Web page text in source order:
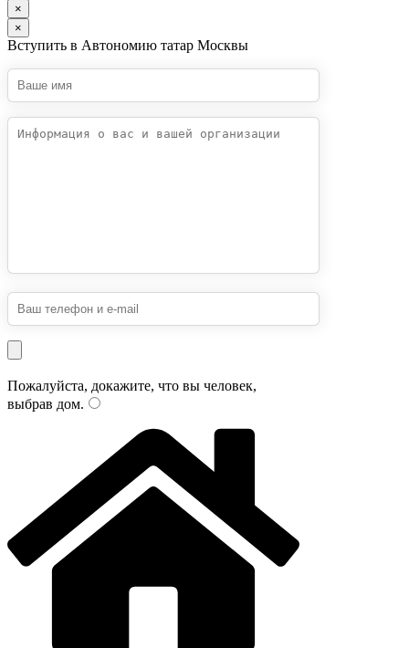
×
×
Вступить в Автономию татар Москвы
Пожалуйста, докажите, что вы человек,
выбрав дом.